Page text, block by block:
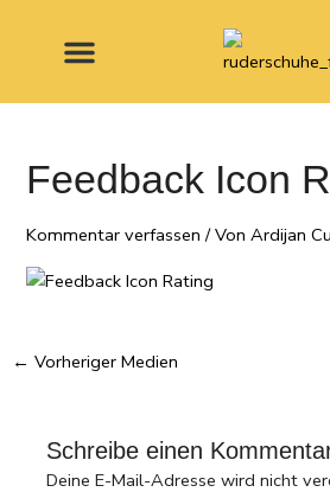
springen
Feedback Icon
Kommentar verfassen / VonArdijan
navigation
← Vorheriger Medien
Schreibe einen
Deine E-Mail-Adresse wird nicht